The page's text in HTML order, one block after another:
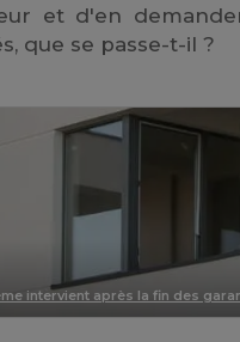
et d'en
que se passe-t-il ?
intervient après la fin des